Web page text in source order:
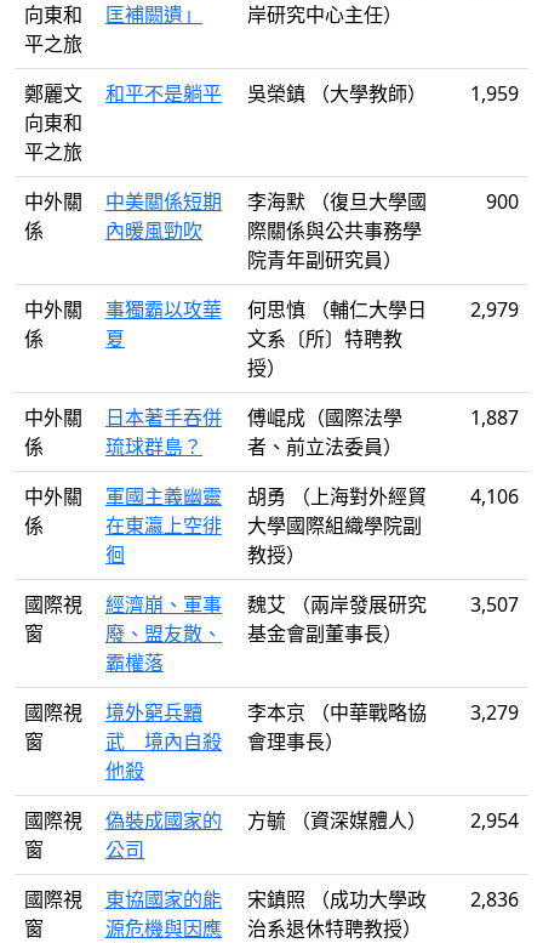
向東和
平之旅
匡補闕遺」
岸研究中心主任）
鄭麗文
向東和
平之旅
和平不是躺平 吳榮鎮 （大學教師） 1,959
中外關
係
中美關係短期
內暖風勁吹
李海默 （復旦大學國
際關係與公共事務學
院青年副研究員）
900
中外關
係
事獨霸以攻華
夏
何思慎 （輔仁大學日
文系〔所〕特聘教
授）
2,979
中外關
係
日本著手吞併
琉球群島？
傅崐成（國際法學
者、前立法委員）
1,887
中外關
係
軍國主義幽靈
在東瀛上空徘
徊
胡勇 （上海對外經貿
大學國際組織學院副
教授）
4,106
國際視
窗
經濟崩、軍事
廢、盟友散、
霸權落
魏艾 （兩岸發展研究
基金會副董事長）
3,507
國際視
窗
境外窮兵黷
武 境內自殺
他殺
李本京 （中華戰略協
會理事長）
3,279
國際視
窗
偽裝成國家的
公司
方毓 （資深媒體人） 2,954
國際視
窗
東協國家的能
源危機與因應
宋鎮照 （成功大學政
治系退休特聘教授）
2,836